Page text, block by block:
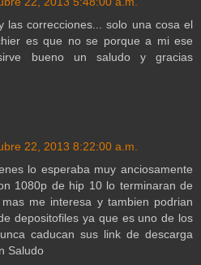
las correcciones... solo una cosa el
es que no se porque a mi ese
bueno un saludo y gracias
22, 2013 8:22:00 a.m.
lo esperaba muy anciosamente
1080p de hip 10 lo terminaran de
me interesa y tambien podrian
depositofiles ya que es uno de los
caducan sus link de descarga
Saludo